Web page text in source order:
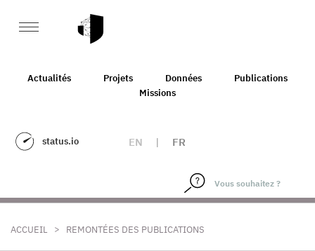
Actualités Projets Données
Publications
Missions
status.io EN | FR
ACCUEIL > REMONTÉES DES PUBLICATIONS